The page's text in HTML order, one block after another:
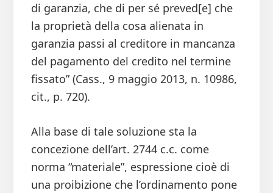
di garanzia, che di per sé preved[e] che
la proprietà della cosa alienata in
garanzia passi al creditore in mancanza
del pagamento del credito nel termine
fissato” (Cass., 9 maggio 2013, n. 10986,
cit., p. 720).
Alla base di tale soluzione sta la
concezione dell’art. 2744 c.c. come
norma “materiale”, espressione cioè di
una proibizione che l’ordinamento pone